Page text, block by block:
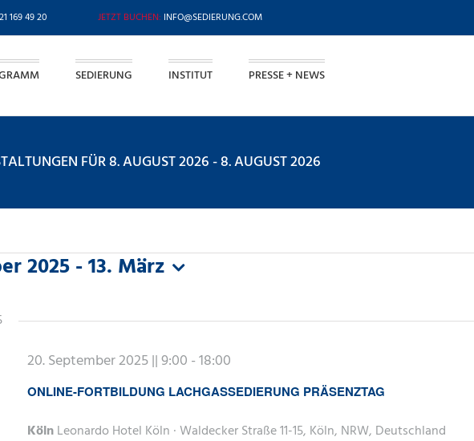
169 49 20 INFO@SEDIERUNG.COM
SEDIERUNG INSTITUT PRESSE + NEWS
FÜR 8. AUGUST 2026 - 8. AUGUST 2026
2025 - 13. März
ONLINE-FORTBILDUNG LACHGASSEDIERUNG PRÄSENZTAG
20. September 2025 || 9:00 -18:00
KölnLeonardo Hotel Köln · Waldecker Straße 11-15, Köln, NRW, Deutschland